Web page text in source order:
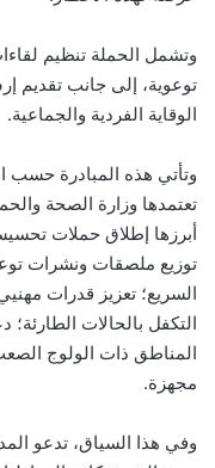
وتشمل الحملة تنظيم
توعوية، إلى جانب تقديم
الوقاية الفردية والجماعية.
وتأتي هذه المبادرة حسب
تعتمدها وزارة الصحة
أبرزها إطلاق حملات
توزيع ملصقات ونشرات
السريع؛ تعزيز قدرات
التكفل بالحالات
المناطق ذات الولوج
مجهزة.
وفي هذا السياق، تدعو